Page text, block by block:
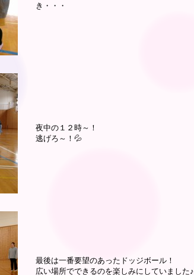
き・・・
夜中の１２時～！
逃げろ～！💦
最後は一番要望のあったドッジボール！
広い場所でできるのを楽しみにしていました♪